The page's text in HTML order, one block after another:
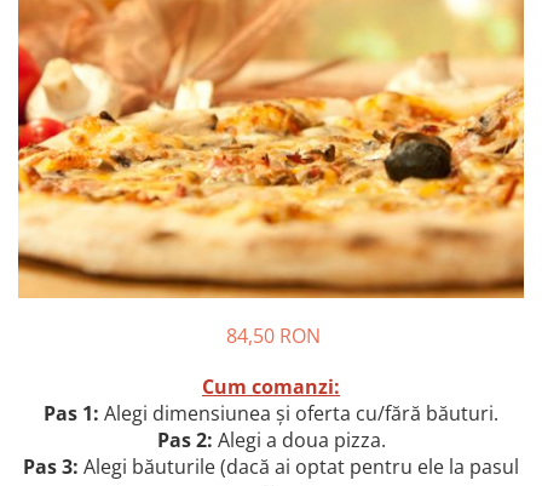
Garnituri
Salate
Sosuri
Desert
84,50 RON
Cum comanzi:
Pas 1: Alegi dimensiunea și oferta cu/fără băuturi.
Pas 2: Alegi a doua pizza.
Pas 3: Alegi băuturile (dacă ai optat pentru ele la pasul